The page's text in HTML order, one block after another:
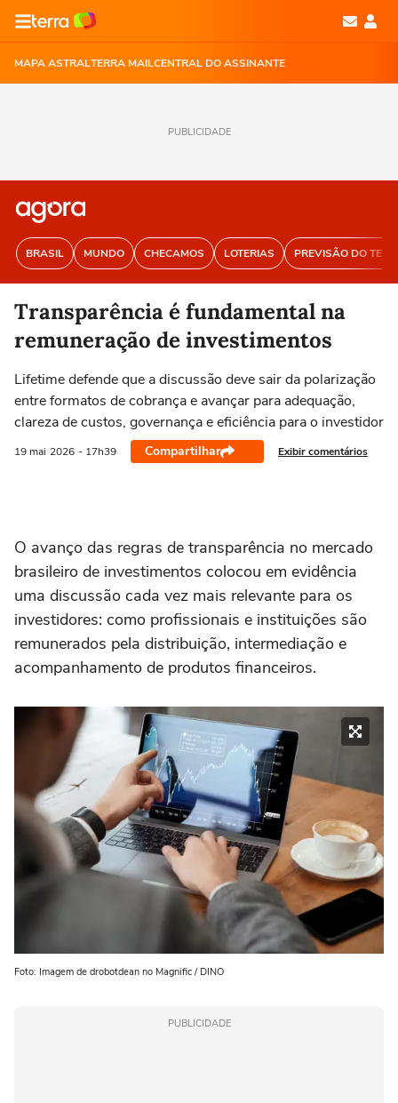
MAPA ASTRALTERRA MAILCENTRAL DO ASSINANTE
PUBLICIDADE
BRASIL MUNDO CHECAMOS LOTERIAS PREVISÃO DO
Transparência é fundamental na
remuneração de investimentos
Lifetime defende que a discussão deve sair da polarização
entre formatos de cobrança e avançar para adequação,
clareza de custos, governança e eficiência para o investidor
19 mai 2026 - 17h39 Compartilhar Exibir comentários
O avanço das regras de transparência no mercado
brasileiro de investimentos colocou em evidência
uma discussão cada vez mais relevante para os
investidores: como profissionais e instituições são
remunerados pela distribuição, intermediação e
acompanhamento de produtos financeiros.
Foto: Imagem de drobotdean no Magnific / DINO
PUBLICIDADE